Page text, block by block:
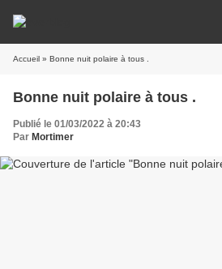
Accueil » Bonne nuit polaire à tous .
Bonne nuit polaire à tous .
Publié le 01/03/2022 à 20:43
Par Mortimer